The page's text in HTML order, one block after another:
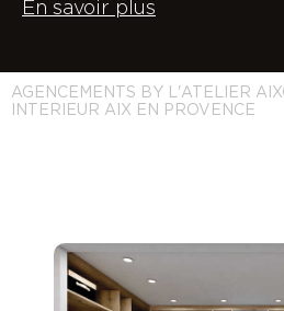
En savoir plus
AGENCEMENTS BY L'ATELIER
INTERIEUR AIX EN PROVENCE